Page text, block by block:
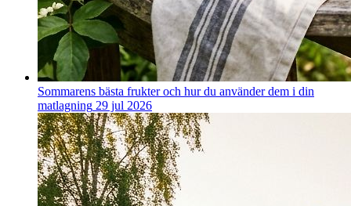
Sommarens bästa frukter och hur du använder dem i din
matlagning 29 jul 2026